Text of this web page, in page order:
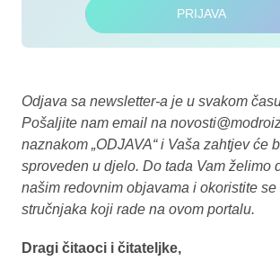
PRIJAVA
Odjava sa newsletter-a je u svakom
Pošaljite nam email na
naznakom „ODJAVA“ i Vaša zahtjev će
sproveden u djelo. Do tada Vam želimo
našim redovnim objavama i okoristite
stručnjaka koji rade na ovom portalu.
Dragi čitaoci i čitateljke,